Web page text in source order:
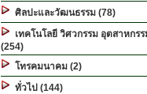
ศิลปะและวัฒนธรรม (78)
เทคโนโลยี วิศวกรรม อุตสาหกร
(254)
โทรคมนาคม (2)
ทั่วไป (144)